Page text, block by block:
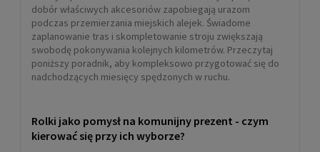
Skarpety rolkarskie Rollerblade
dobór właściwych akcesoriów zapobiegają urazom
podczas przemierzania miejskich alejek. Świadome
zaplanowanie tras i skompletowanie stroju zwiększają
swobodę pokonywania kolejnych kilometrów. Przeczytaj
poniższy poradnik, aby kompleksowo przygotować się do
nadchodzących miesięcy spędzonych w ruchu.
Rolki jako pomysł na komunijny prezent - czym
kierować się przy ich wyborze?